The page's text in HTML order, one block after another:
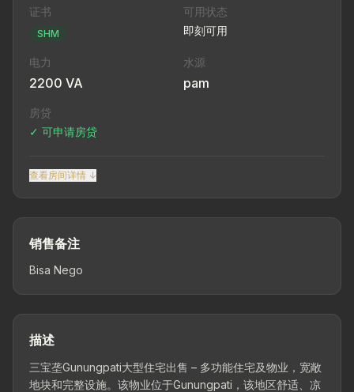
证书
SHM
可用状态
即刻可用
电力
2200 VA
水源
pam
房贷
✓ 可申请房贷
查看房间详情 ↓
销售备注
Bisa Nego
描述
三宝垄Gunungpati大型住宅出售 – 多功能住宅及物业，宽敞
地块和完整设施。该物业位于Gunungpati，该地区舒适、凉